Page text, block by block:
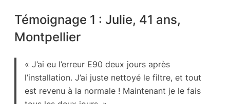
Témoignage 1 : Julie, 41 ans,
Montpellier
« J’ai eu l’erreur E90 deux jours après
l’installation. J’ai juste nettoyé le filtre, et tout
est revenu à la normale ! Maintenant je le fais